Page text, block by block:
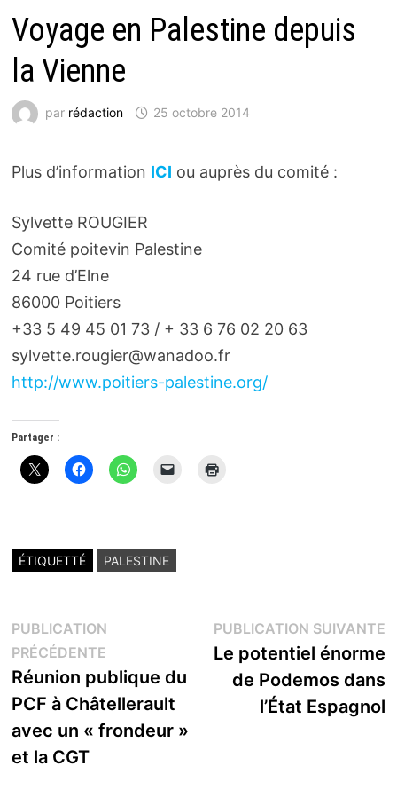
Voyage en Palestine depuis
la Vienne
par rédaction 25 octobre 2014
Plus d’information ICI ou auprès du comité :
Sylvette ROUGIER
Comité poitevin Palestine
24 rue d’Elne
86000 Poitiers
+33 5 49 45 01 73 / + 33 6 76 02 20 63
sylvette.rougier@wanadoo.fr
http://www.poitiers-palestine.org/
Partager :
ÉTIQUETTÉ PALESTINE
Navigation
de
l’article
PUBLICATION
PRÉCÉDENTEPublication
précédente :
Réunion publique du
PCF à Châtellerault
avec un « frondeur »
et la CGT
PUBLICATION SUIVANTE
Le potentiel énorme
de Podemos dans
l’État Espagnol